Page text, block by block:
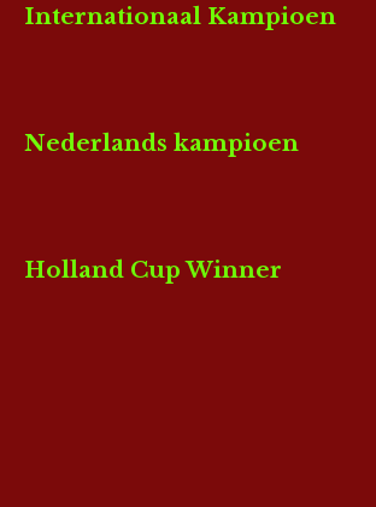
Internationaal Kampioen
Nederlands kampioen
Holland Cup Winner